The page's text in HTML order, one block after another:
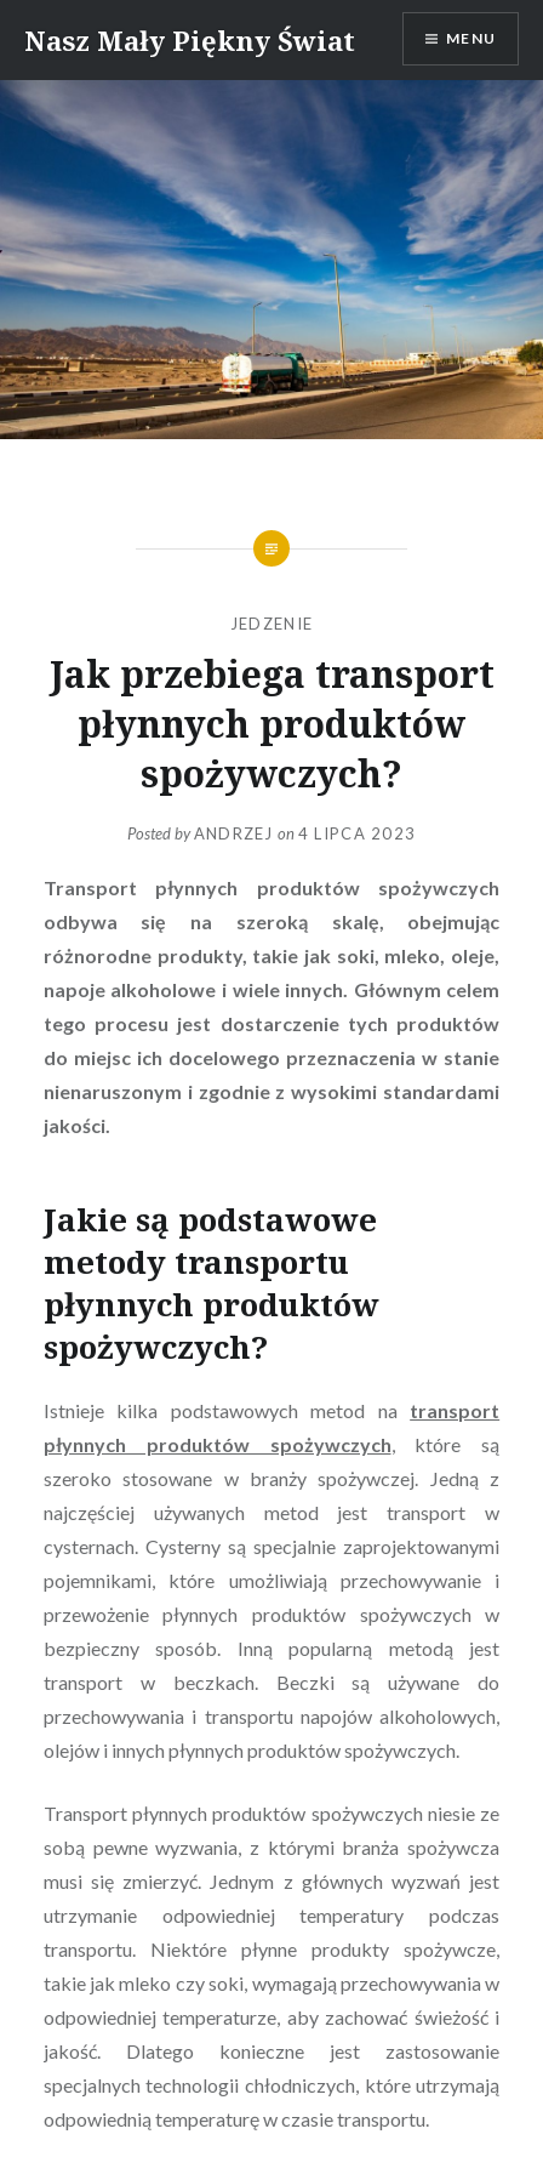
content
Nasz Mały Piękny Świat MENU
JEDZENIE
Jak przebiega transport
płynnych produktów
spożywczych?
Posted byANDRZEJ on4 LIPCA 2023
Transport płynnych produktów spożywczych
odbywa się na szeroką skalę, obejmując
różnorodne produkty, takie jak soki, mleko, oleje,
napoje alkoholowe i wiele innych. Głównym celem
tego procesu jest dostarczenie tych produktów
do miejsc ich docelowego przeznaczenia w stanie
nienaruszonym i zgodnie z wysokimi standardami
jakości.
Jakie są podstawowe
metody transportu
płynnych produktów
spożywczych?
Istnieje kilka podstawowych metod na transport
płynnych produktów spożywczych, które są
szeroko stosowane w branży spożywczej. Jedną z
najczęściej używanych metod jest transport w
cysternach. Cysterny są specjalnie zaprojektowanymi
pojemnikami, które umożliwiają przechowywanie i
przewożenie płynnych produktów spożywczych w
bezpieczny sposób. Inną popularną metodą jest
transport w beczkach. Beczki są używane do
przechowywania i transportu napojów alkoholowych,
olejów i innych płynnych produktów spożywczych.
Transport płynnych produktów spożywczych niesie ze
sobą pewne wyzwania, z którymi branża spożywcza
musi się zmierzyć. Jednym z głównych wyzwań jest
utrzymanie odpowiedniej temperatury podczas
transportu. Niektóre płynne produkty spożywcze,
takie jak mleko czy soki, wymagają przechowywania w
odpowiedniej temperaturze, aby zachować świeżość i
jakość. Dlatego konieczne jest zastosowanie
specjalnych technologii chłodniczych, które utrzymają
odpowiednią temperaturę w czasie transportu.